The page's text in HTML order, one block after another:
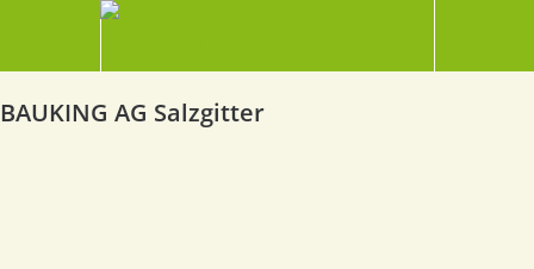
BAUKING AG Salzgitter